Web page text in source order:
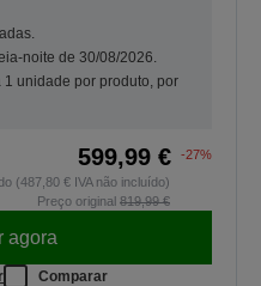
noite de 30/08/2026.
unidade por produto, por
599,99 €
-27%
(487,80 € IVA não incluído)
Preço original 819,99 €
agora
Comparar